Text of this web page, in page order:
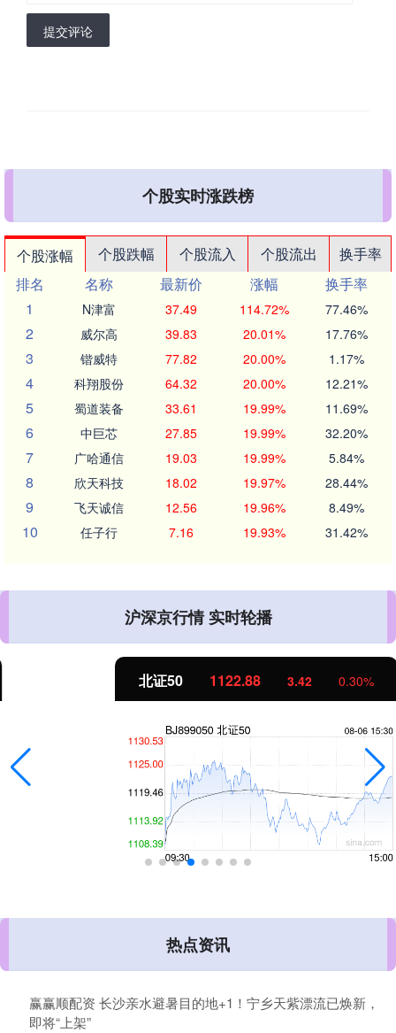
提交评论
个股实时涨跌榜
个股涨幅 个股跌幅 个股流入 个股流出
换手率
排名
名称 最新价 涨幅
换手率
1
N津富 37.49 114.72% 77.46%
2 威尔高 39.83 20.01% 17.76%
3 锴威特 77.82 20.00% 1.17%
4 科翔股份 64.32 20.00% 12.21%
5 蜀道装备 33.61 19.99% 11.69%
6 中巨芯 27.85 19.99% 32.20%
7 广哈通信 19.03 19.99% 5.84%
8 欣天科技 18.02 19.97% 28.44%
9 飞天诚信 12.56 19.96% 8.49%
10 任子行 7.16 19.93% 31.42%
沪深京行情 实时轮播
1122.88 3.42 0.30%
热点资讯
赢赢顺配资 长沙亲水避暑目的地+1！宁乡天紫漂流已焕新，
即将“上架”